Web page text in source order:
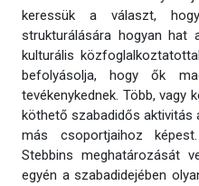
keressük a választ,
strukturálására hogyan hat
kulturális
befolyásolja, hogy ők
tevékenykednek. Több, vagy
köthető szabadidős aktivitás
más csoportjaihoz
Stebbins meghatározását
egyén a szabadidejében